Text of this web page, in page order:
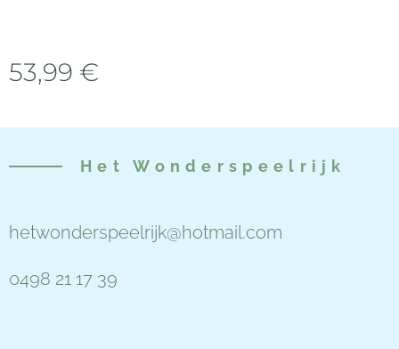
53,99 €
HetWonderspeelrijk
hetwonderspeelrijk@hotmail.com
0498 21 17 39